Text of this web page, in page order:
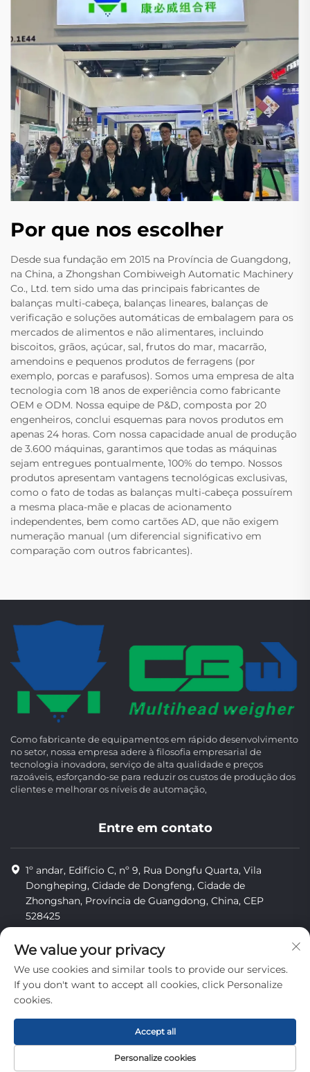
Por que nos escolher
Desde sua fundação em 2015 na Província de Guangdong,
na China, a Zhongshan Combiweigh Automatic Machinery
Co., Ltd. tem sido uma das principais fabricantes de
balanças multi-cabeça, balanças lineares, balanças de
verificação e soluções automáticas de embalagem para os
mercados de alimentos e não alimentares, incluindo
biscoitos, grãos, açúcar, sal, frutos do mar, macarrão,
amendoins e pequenos produtos de ferragens (por
exemplo, porcas e parafusos). Somos uma empresa de alta
tecnologia com 18 anos de experiência como fabricante
OEM e ODM. Nossa equipe de P&D, composta por 20
engenheiros, conclui esquemas para novos produtos em
apenas 24 horas. Com nossa capacidade anual de produção
de 3.600 máquinas, garantimos que todas as máquinas
sejam entregues pontualmente, 100% do tempo. Nossos
produtos apresentam vantagens tecnológicas exclusivas,
como o fato de todas as balanças multi-cabeça possuírem
a mesma placa-mãe e placas de acionamento
independentes, bem como cartões AD, que não exigem
numeração manual (um diferencial significativo em
comparação com outros fabricantes).
Como fabricante de equipamentos em rápido desenvolvimento
no setor, nossa empresa adere à filosofia empresarial de
tecnologia inovadora, serviço de alta qualidade e preços
razoáveis, esforçando-se para reduzir os custos de produção dos
clientes e melhorar os níveis de automação,
Entre em contato
1º andar, Edifício C, nº 9, Rua Dongfu Quarta, Vila
Dongheping, Cidade de Dongfeng, Cidade de
Zhongshan, Província de Guangdong, China, CEP
528425
[email protected]
privacidade
We value your privacy
We use cookies and similar tools to provide our services.
If you don't want to accept all cookies, click Personalize
cookies.
Personalize cookies
Accept all